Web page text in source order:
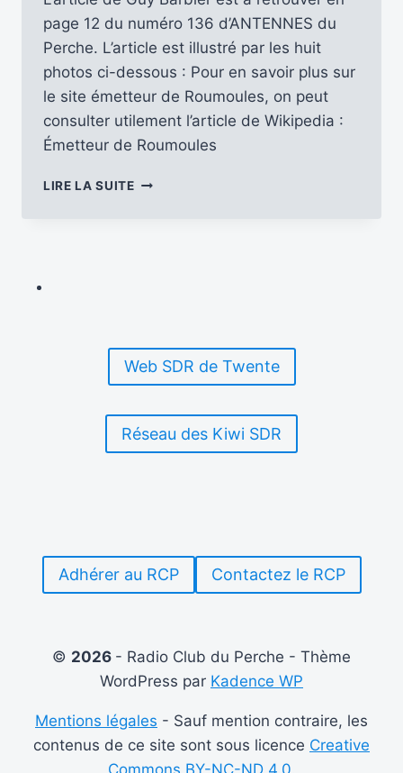
page 12 du numéro 136 d’ANTENNES du
Perche. L’article est illustré par les huit
photos ci-dessous : Pour en savoir plus sur
le site émetteur de Roumoules, on peut
consulter utilement l’article de Wikipedia :
Émetteur de Roumoules
LIRE LA SUITEVISITE
Web SDR de Twente
Réseau des Kiwi SDR
Adhérer au RCP Contactez le RCP
© 2026 - Radio Club du Perche - Thème
WordPress par Kadence WP
Mentions légales - Sauf mention contraire, les
contenus de ce site sont sous licence Creative